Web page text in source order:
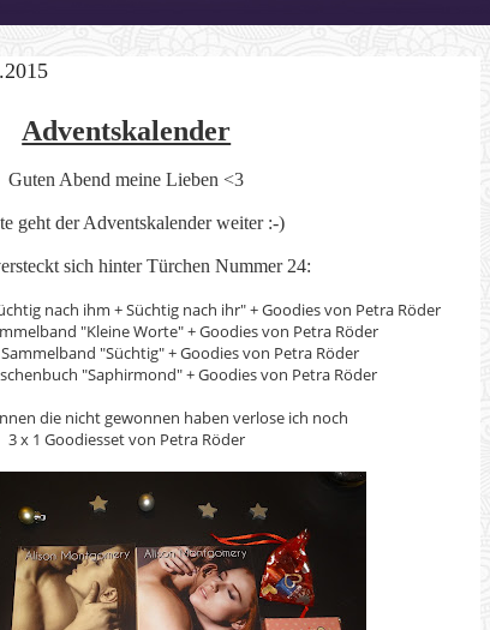
Adventskalender
Guten Abend meine Lieben <3
geht der Adventskalender weiter :-)
sich hinter Türchen Nummer 24:
nach ihm + Süchtig nach ihr" + Goodies von Petra Röder
"Kleine Worte" + Goodies von Petra Röder
"Süchtig" + Goodies von Petra Röder
"Saphirmond" + Goodies von Petra Röder
die nicht gewonnen haben verlose ich noch
3 x 1 Goodiesset von Petra Röder